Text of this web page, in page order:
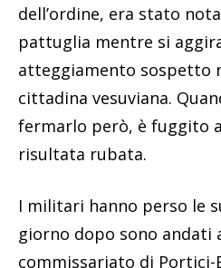
dell’ordine, era stato
pattuglia mentre si
atteggiamento sospetto
cittadina vesuviana.
fermarlo però, è fuggito
risultata rubata.
I militari hanno perso le
giorno dopo sono andati
commissariato di Portici-